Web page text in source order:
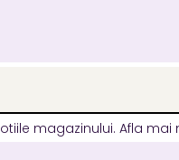
magazinului. Afla mai